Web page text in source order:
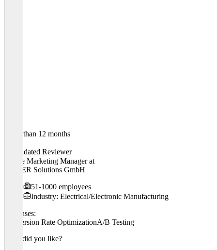
Older than 12 months
Validated Reviewer
Online Marketing Managerat
ANKER Solutions GmbH
51-1000 employees
Industry: Electrical/Electronic Manufacturing
Use cases:
Conversion Rate OptimizationA/B Testing
What did you like?